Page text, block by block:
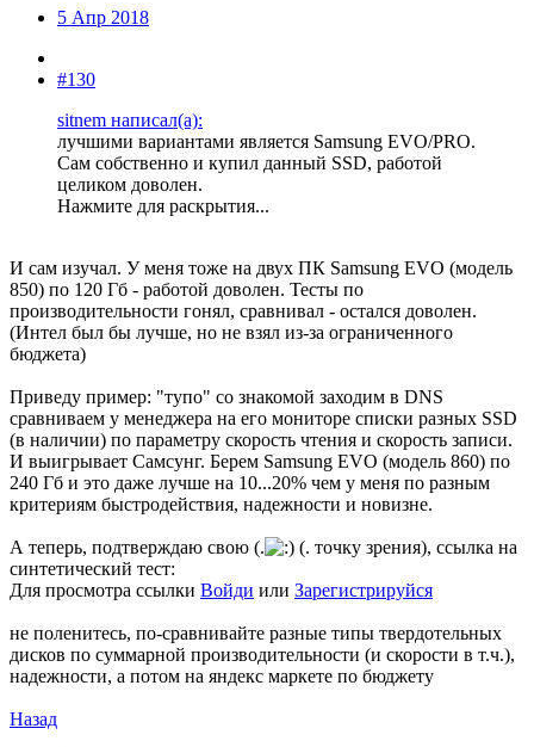
5 Апр 2018
#130
sitnem написал(а):
лучшими вариантами является Samsung EVO/PRO.
Сам собственно и купил данный SSD, работой
целиком доволен.
Нажмите для раскрытия...
И сам изучал. У меня тоже на двух ПК Samsung EVO (модель
850) по 120 Гб - работой доволен. Тесты по
производительности гонял, сравнивал - остался доволен.
(Интел был бы лучше, но не взял из-за ограниченного
бюджета)
Приведу пример: "тупо" со знакомой заходим в DNS
сравниваем у менеджера на его мониторе списки разных SSD
(в наличии) по параметру скорость чтения и скорость записи.
И выигрывает Самсунг. Берем Samsung EVO (модель 860) по
240 Гб и это даже лучше на 10...20% чем у меня по разным
критериям быстродействия, надежности и новизне.
А теперь, подтверждаю свою (.
(. точку зрения), ссылка на
синтетический тест:
Для просмотра ссылки Войди или Зарегистрируйся
не поленитесь, по-сравнивайте разные типы твердотельных
дисков по суммарной производительности (и скорости в т.ч.),
надежности, а потом на яндекс маркете по бюджету
Назад